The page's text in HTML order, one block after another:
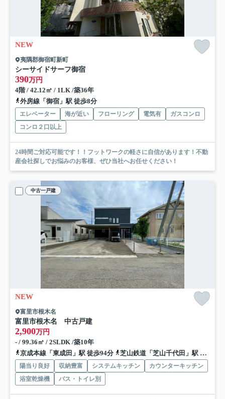
NEW
夷隅郡御宿町新町
シーサイドサーフ御宿
390万円
4階 / 42.12㎡ / 1LK /築36年
外房線「御宿」駅 徒歩8分
エレベーター 海が近い フローリング 電気有
ガスコンロ
コンロ２口以上
24時間ご対応可能です！！フットワークの軽さに自信があります！不動
産会社探しでお悩みのお客様、ぜひ当社へお任せください！
中古一戸建
NEW
富里市根木名
富里市根木名 中古戸建
2,900万円
- / 99.36㎡ / 2SLDK /築10年
京成本線「東成田」駅 徒歩94分
芝山鉄道「芝山千代田」駅 徒歩98分
陽当り良好 収納豊富 システムキッチン
カウンターキッチン
浴室乾燥機
バス・トイレ別